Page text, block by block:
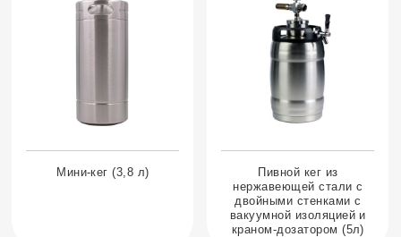
Мини-кег (3,8 л)
Пивной кег из
нержавеющей стали с
двойными стенками с
вакуумной изоляцией и
краном-дозатором (5л)